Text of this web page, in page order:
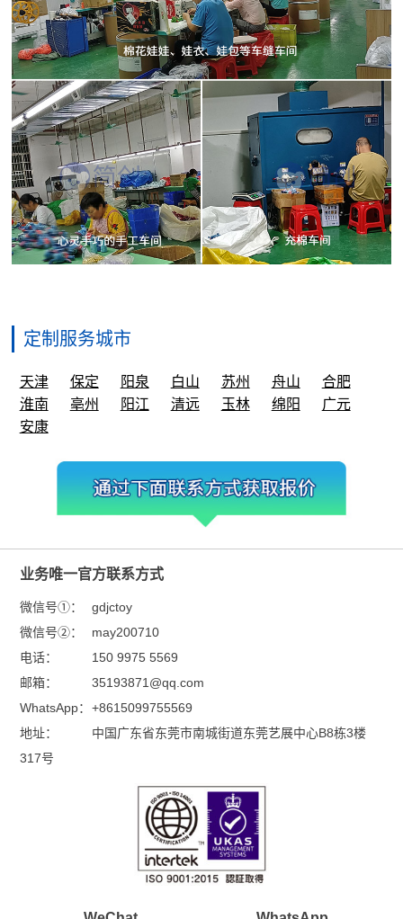
定制服务城市
天津 保定 阳泉 白山 苏州 舟山
合肥
淮南
亳州 阳江 清远 玉林 绵阳
广元
安康
业务唯一官方联系方式
微信号①：
gdjctoy
微信号②：
may200710
电话：
150 9975 5569
邮箱：
35193871@qq.com
WhatsApp： +8615099755569
地址：
中国广东省东莞市南城街道东莞艺展中心B8栋3楼
317号